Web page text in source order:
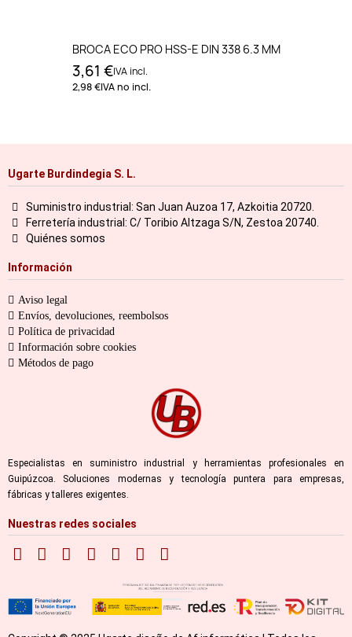
BROCA ECO PRO HSS-E DIN 338 6.3 MM
3,61 €IVA incl.
2,98 €IVA no incl.
Ugarte Burdindegia S. L.
Suministro industrial: San Juan Auzoa 17, Azkoitia 20720.
Ferretería industrial: C/ Toribio Altzaga S/N, Zestoa 20740.
Quiénes somos
Información
Aviso legal
Envíos, devoluciones, reembolsos
Política de privacidad
Información sobre cookies
Métodos de pago
Especialistas en suministro industrial y herramientas profesionales en
Guipúzcoa. Soluciones modernas y tecnología puntera para empresas,
fábricas y talleres exigentes.
Nuestras redes sociales